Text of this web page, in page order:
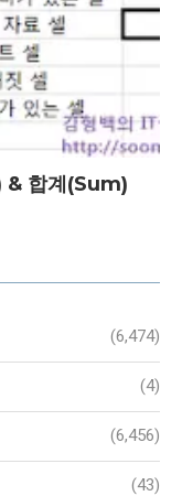
& 합계(Sum)
(6,474)
(4)
(6,456)
(43)